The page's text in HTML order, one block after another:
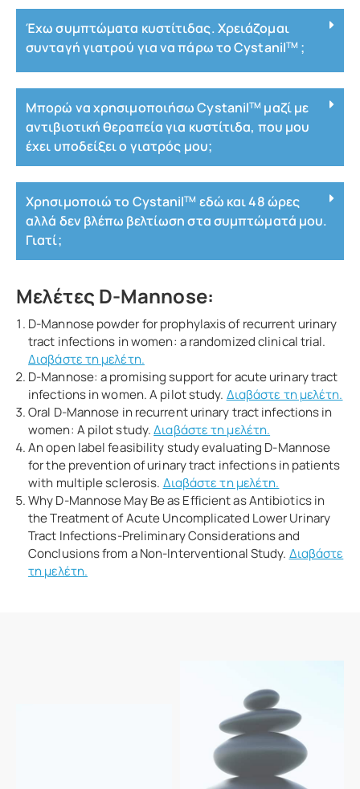
Έχω συμπτώματα κυστίτιδας. Χρειάζομαι
συνταγή γιατρού για να πάρω το CystanilTM ;
Μπορώ να χρησιμοποιήσω CystanilTM μαζί με
αντιβιοτική θεραπεία για κυστίτιδα, που μου
έχει υποδείξει ο γιατρός μου;
Χρησιμοποιώ το CystanilTM εδώ και 48 ώρες
αλλά δεν βλέπω βελτίωση στα συμπτώματά μου.
Γιατί;
Μελέτες D-Mannose:
D-Mannose powder for prophylaxis of recurrent urinary
tract infections in women: a randomized clinical trial.
Διαβάστε τη μελέτη.
D-Mannose: a promising support for acute urinary tract
infections in women. A pilot study. Διαβάστε τη μελέτη.
Oral D-Μannose in recurrent urinary tract infections in
women: Α pilot study.Διαβάστε τη μελέτη.
An open label feasibility study evaluating D-Mannose
for the prevention of urinary tract infections in patients
with multiple sclerosis. Διαβάστε τη μελέτη.
Why D-Mannose May Be as Efficient as Antibiotics in
the Treatment of Acute Uncomplicated Lower Urinary
Tract Infections-Preliminary Considerations and
Conclusions from a Non-Interventional Study. Διαβάστε
τη μελέτη.